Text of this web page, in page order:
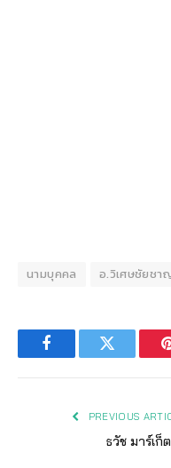
นามบุคคล อ.วิเศษชัยชา
FacebookTwitter
PREVIOUS
ธวัช มาร์เก็